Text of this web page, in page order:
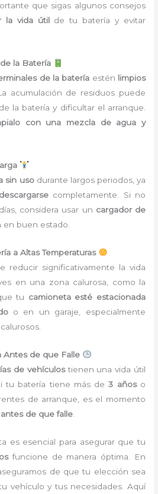
que sigas algunos consejos
la vida útilde tu batería y evitar
la Batería
de la batería estén limpios
acumulación de residuos puede
la batería y dificultar el arranque.
con una mezcla de agua y
sin usodurante largos periodos, ya
completamente. Si no
considera usar un cargador de
en buen estado.
a Altas Temperaturas
reducir significativamente la vida
en una zona calurosa, como la
tu camioneta esté estacionada
o en un garaje, especialmente
Antes de que Falle
de vehículostienen una vida útil
tu batería tiene más de3 añoso
de arranque, es el momento
de que falle
es esencial para asegurar que tu
funcione de manera óptima. En
de que tu elección sea
vehículo y tus necesidades. Aquí